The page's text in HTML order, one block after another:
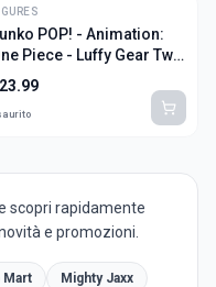
POP! - Animation:
Piece - Luffy Gear Two
23.99
scopri rapidamente
e promozioni.
Mart Mighty Jaxx